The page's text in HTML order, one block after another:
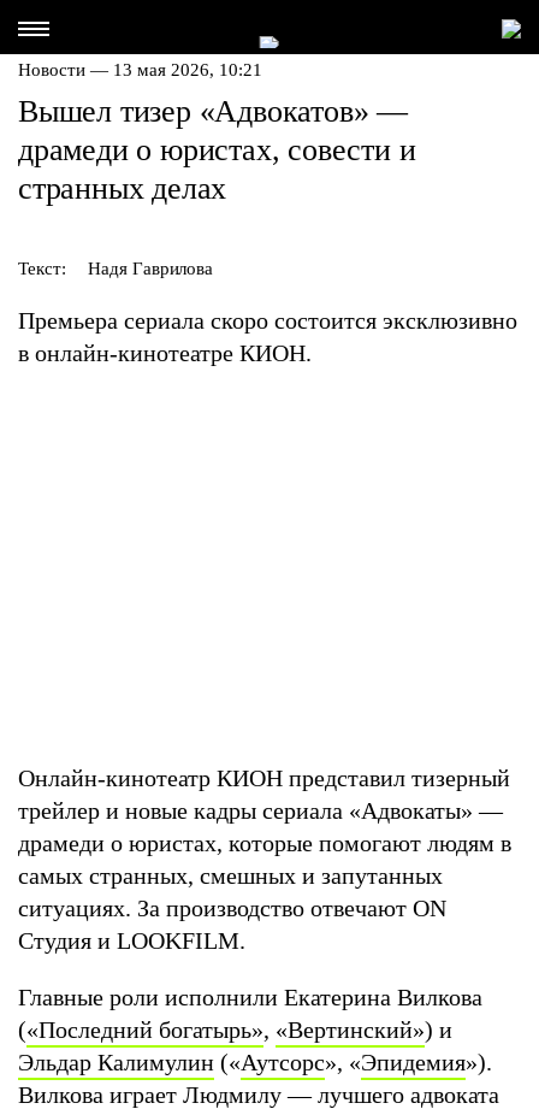
Новости — 13 мая 2026, 10:21
Вышел тизер «Адвокатов» —
драмеди о юристах, совести и
странных делах
Текст: Надя Гаврилова
Премьера сериала скоро состоится эксклюзивно
в онлайн-кинотеатре КИОН.
Онлайн-кинотеатр КИОН представил тизерный
трейлер и новые кадры сериала «Адвокаты» —
драмеди о юристах, которые помогают людям в
самых странных, смешных и запутанных
ситуациях. За производство отвечают ON
Студия и LOOKFILM.
Главные роли исполнили Екатерина Вилкова
(«Последний богатырь», «Вертинский») и
Эльдар Калимулин («Аутсорс», «Эпидемия»).
Вилкова играет Людмилу — лучшего адвоката